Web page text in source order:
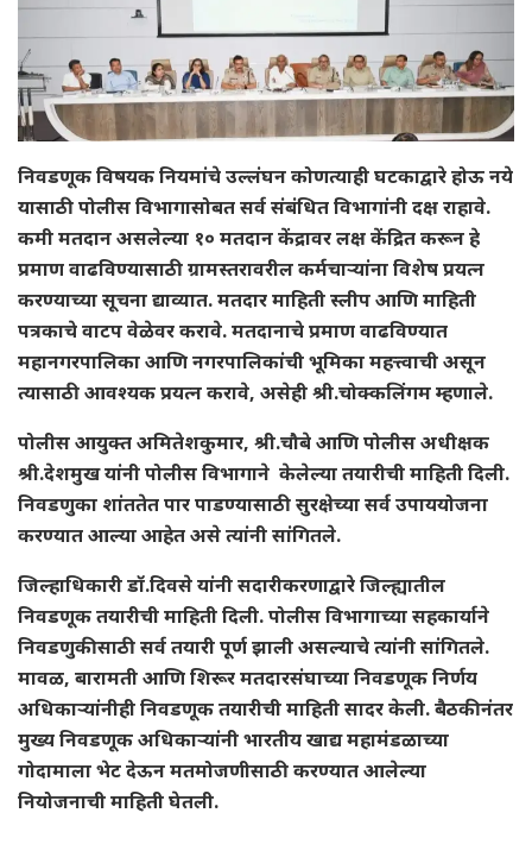
निवडणूक विषयक नियमांचे उल्लंघन कोणत्याही घटकाद्वारे होऊ नये
यासाठी पोलीस विभागासोबत सर्व संबंधित विभागांनी दक्ष राहावे.
कमी मतदान असलेल्या १० मतदान केंद्रावर लक्ष केंद्रित करून हे
प्रमाण वाढविण्यासाठी ग्रामस्तरावरील कर्मचाऱ्यांना विशेष प्रयत्न
करण्याच्या सूचना द्याव्यात. मतदार माहिती स्लीप आणि माहिती
पत्रकाचे वाटप वेळेवर करावे. मतदानाचे प्रमाण वाढविण्यात
महानगरपालिका आणि नगरपालिकांची भूमिका महत्त्वाची असून
त्यासाठी आवश्यक प्रयत्न करावे, असेही श्री.चोक्कलिंगम म्हणाले.
पोलीस आयुक्त अमितेशकुमार, श्री.चौबे आणि पोलीस अधीक्षक
श्री.देशमुख यांनी पोलीस विभागाने केलेल्या तयारीची माहिती दिली.
निवडणुका शांततेत पार पाडण्यासाठी सुरक्षेच्या सर्व उपाययोजना
करण्यात आल्या आहेत असे त्यांनी सांगितले.
जिल्हाधिकारी डॉ.दिवसे यांनी सदारीकरणाद्वारे जिल्ह्यातील
निवडणूक तयारीची माहिती दिली. पोलीस विभागाच्या सहकार्याने
निवडणुकीसाठी सर्व तयारी पूर्ण झाली असल्याचे त्यांनी सांगितले.
मावळ, बारामती आणि शिरूर मतदारसंघाच्या निवडणूक निर्णय
अधिकाऱ्यांनीही निवडणूक तयारीची माहिती सादर केली. बैठकीनंतर
मुख्य निवडणूक अधिकाऱ्यांनी भारतीय खाद्य महामंडळाच्या
गोदामाला भेट देऊन मतमोजणीसाठी करण्यात आलेल्या
नियोजनाची माहिती घेतली.